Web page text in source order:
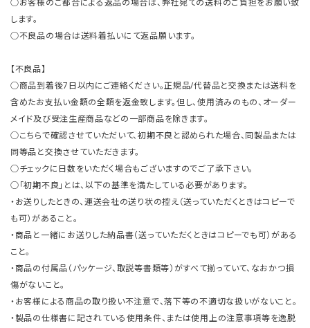
○お客様のご都合による返品の場合は、弊社宛ての送料のご負担をお願い致
します。
○不良品の場合は送料着払いにて返品願います。
【不良品】
○商品到着後7日以内にご連絡ください。正規品/代替品と交換または送料を
含めたお支払い金額の全額を返金致します。但し、使用済みのもの、オーダー
メイド及び受注生産商品などの一部商品を除きます。
○こちらで確認させていただいて、初期不良と認められた場合、同製品または
同等品と交換させていただきます。
○チェックに日数をいただく場合もございますのでご了承下さい。
○「初期不良」とは、以下の基準を満たしている必要があります。
・お送りしたときの、運送会社の送り状の控え（送っていただくときはコピーで
も可）があること。
・商品と一緒にお送りした納品書（送っていただくときはコピーでも可）がある
こと。
・商品の付属品（パッケージ、取説等書類等）がすべて揃っていて、なおかつ損
傷がないこと。
・お客様による商品の取り扱い不注意で、落下等の不適切な扱いがないこと。
・製品の仕様書に記されている使用条件、または使用上の注意事項等を逸脱